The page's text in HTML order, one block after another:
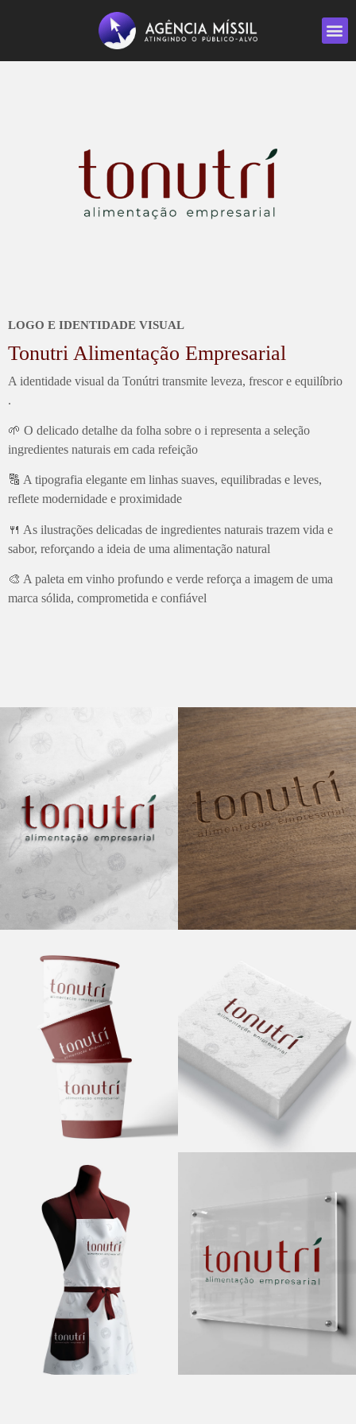
LOGO E IDENTIDADE VISUAL
Tonutri Alimentação Empresarial
A identidade visual da Tonútri transmite leveza, frescor e equilíbrio
.
🌱 O delicado detalhe da folha sobre o i representa a seleção
ingredientes naturais em cada refeição
🔠 A tipografia elegante em linhas suaves, equilibradas e leves,
reflete modernidade e proximidade
🍴 As ilustrações delicadas de ingredientes naturais trazem vida e
sabor, reforçando a ideia de uma alimentação natural
🎨 A paleta em vinho profundo e verde reforça a imagem de uma
marca sólida, comprometida e confiável